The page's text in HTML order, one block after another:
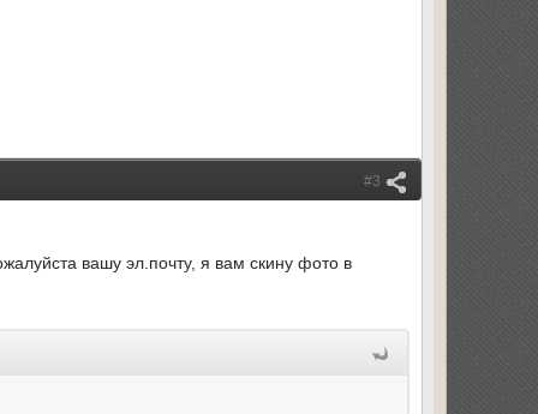
#3
вашу эл.почту, я вам скину фото в